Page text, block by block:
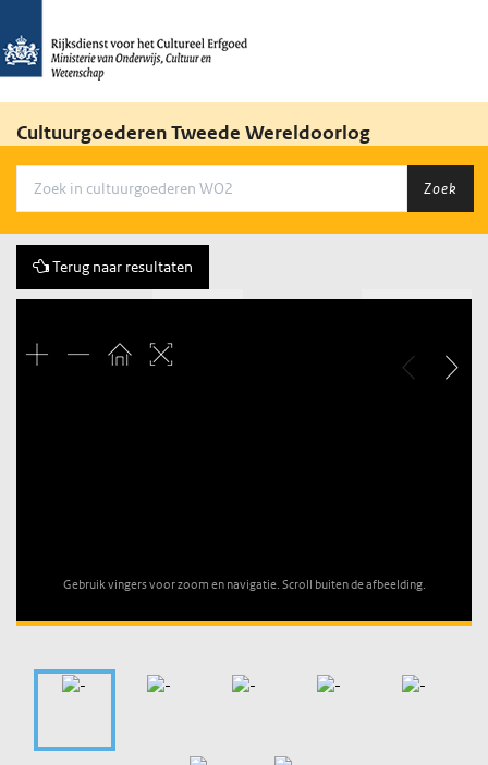
Cultuurgoederen Tweede Wereldoorlog
Zoek
Terug naar resultaten
Gebruik vingers voor zoom en navigatie. Scroll buiten de afbeelding.